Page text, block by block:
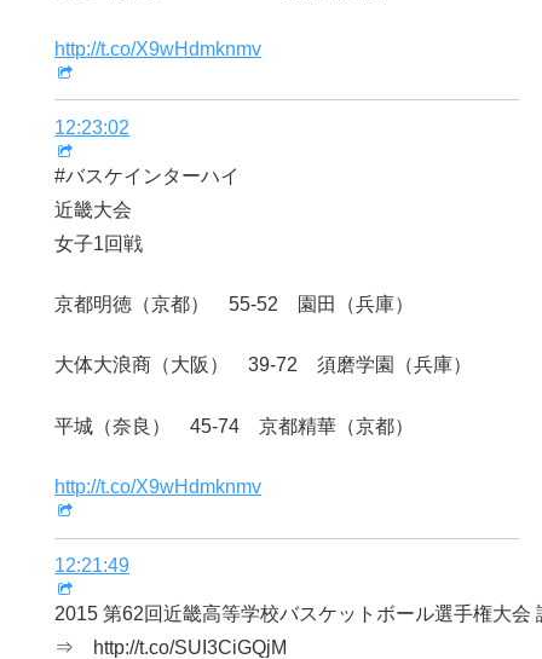
http://t.co/X9wHdmknmv
12:23:02
#バスケインターハイ
近畿大会
女子1回戦
京都明徳（京都） 55-52 園田（兵庫）
大体大浪商（大阪） 39-72 須磨学園（兵庫）
平城（奈良） 45-74 京都精華（京都）
http://t.co/X9wHdmknmv
12:21:49
2015 第62回近畿高等学校バスケットボール選手権大会
⇒ http://t.co/SUI3CiGQjM